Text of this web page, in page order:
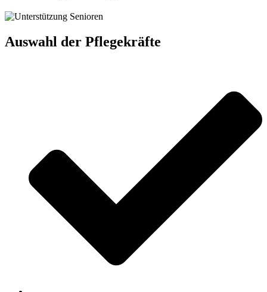
Auswahl der Pflegekräfte